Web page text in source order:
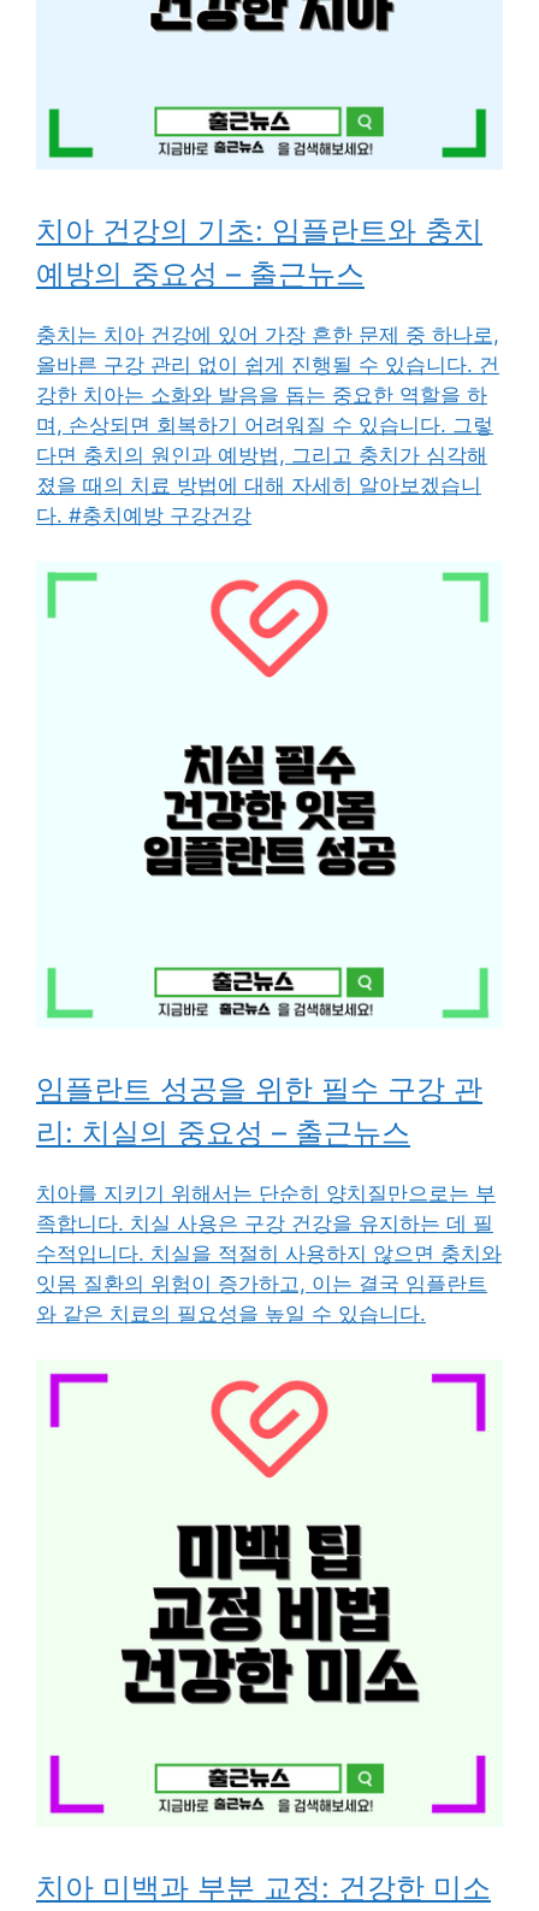
치아 건강의 기초: 임플란트와 충치
예방의 중요성 – 출근뉴스
충치는 치아 건강에 있어 가장 흔한 문제 중 하나로,
올바른 구강 관리 없이 쉽게 진행될 수 있습니다. 건
강한 치아는 소화와 발음을 돕는 중요한 역할을 하
며, 손상되면 회복하기 어려워질 수 있습니다. 그렇
다면 충치의 원인과 예방법, 그리고 충치가 심각해
졌을 때의 치료 방법에 대해 자세히 알아보겠습니
다. #충치예방 구강건강
임플란트 성공을 위한 필수 구강 관
리: 치실의 중요성 – 출근뉴스
치아를 지키기 위해서는 단순히 양치질만으로는 부
족합니다. 치실 사용은 구강 건강을 유지하는 데 필
수적입니다. 치실을 적절히 사용하지 않으면 충치와
잇몸 질환의 위험이 증가하고, 이는 결국 임플란트
와 같은 치료의 필요성을 높일 수 있습니다.
치아 미백과 부분 교정: 건강한 미소